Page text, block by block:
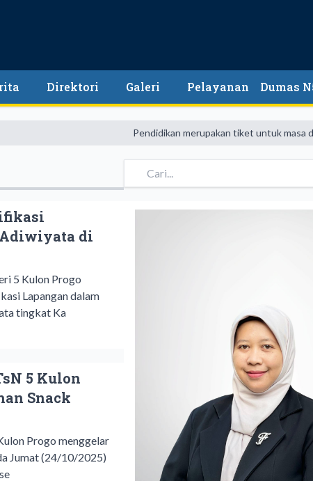
Direktori Galeri Pelayanan Dumas
Pendidikan merupakan tiket untuk masa depan.
Adiwiyata di
5 Kulon Progo
Lapangan dalam
tingkat Ka
5 Kulon
Snack
Progo menggelar
Jumat (24/10/2025)